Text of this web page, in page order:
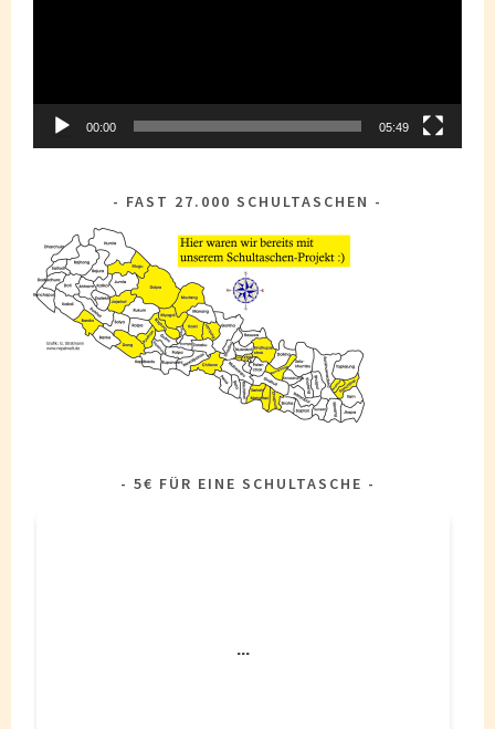
00:00 05:49
FAST 27.000 SCHULTASCHEN
5€ FÜR EINE SCHULTASCHE